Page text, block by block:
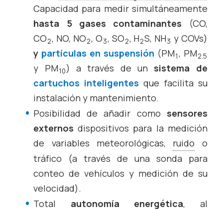
Capacidad para medir simultáneamente
hasta 5 gases contaminantes (CO,
CO2, NO, NO2, O3, SO2, H2S, NH3 y COVs)
y partículas en suspensión (PM1, PM2.5
y PM10) a través de un sistema de
cartuchos inteligentes que facilita su
instalación y mantenimiento.
Posibilidad de añadir como sensores
externos dispositivos para la medición
de variables meteorológicas, ruido o
tráfico (a través de una sonda para
conteo de vehículos y medición de su
velocidad).
Total autonomía energética, al